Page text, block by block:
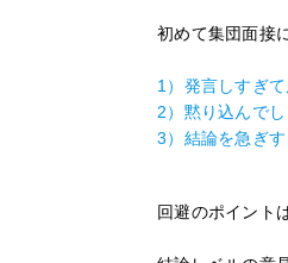
初めて集団面接
1）発言しすぎ
2）黙り込んでし
3）結論を急ぎ
回避のポイント